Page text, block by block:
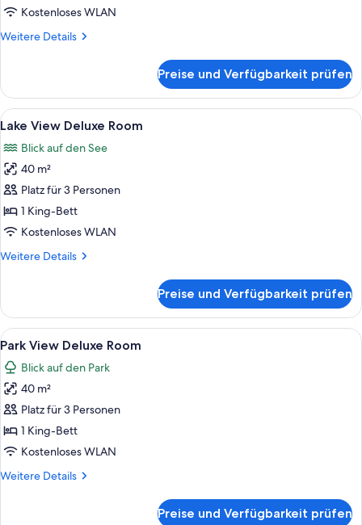
Kostenloses WLAN
Weitere Details
Weitere
Emilia
Preise und Verfügbarkeit prüfen
Alle
Fotos
für
Lake
View
Deluxe
Room
Ein Hotelzimmer mit einem Bett,
5
Lake View Deluxe Room
Blick auf den See
40 m²
Platz für 3 Personen
1 King-Bett
Kostenloses WLAN
Weitere Details
Weitere
View
Deluxe
Room
Preise und Verfügbarkeit prüfen
Alle
Fotos
für
Park
View
Deluxe
Room
Ein gut beleuchtetes Wohnzimmer
5
Park View Deluxe Room
Blick auf den Park
40 m²
Platz für 3 Personen
1 King-Bett
Kostenloses WLAN
Weitere Details
Weitere
Preise und Verfügbarkeit prüfen